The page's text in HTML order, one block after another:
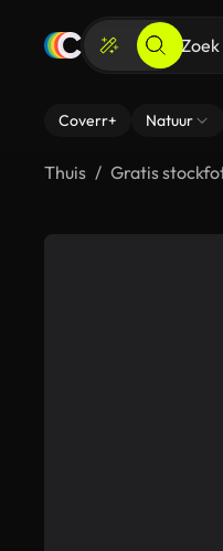
Coverr+ Natuur
Thuis Gratis